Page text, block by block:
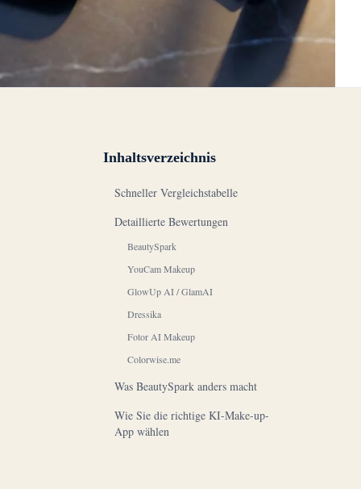
Inhaltsverzeichnis
Schneller Vergleichstabelle
Detaillierte Bewertungen
BeautySpark
YouCam Makeup
GlowUp AI / GlamAI
Dressika
Fotor AI Makeup
Colorwise.me
Was BeautySpark anders macht
Wie Sie die richtige KI-Make-up-
App wählen